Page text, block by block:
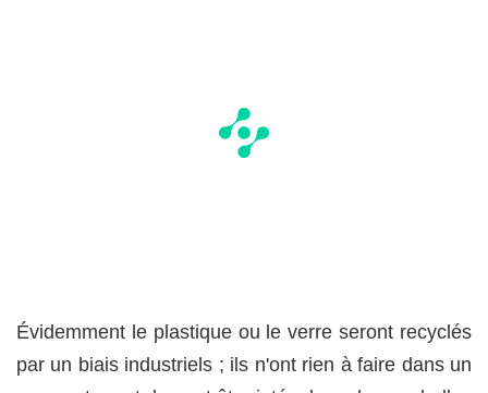
Évidemment le plastique ou le verre seront recyclés
par un biais industriels ; ils n'ont rien à faire dans un